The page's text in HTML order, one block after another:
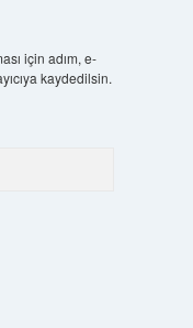
için adım, e-
kaydedilsin.